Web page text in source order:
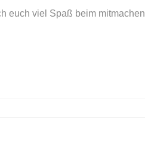
euch viel Spaß beim mitmachen